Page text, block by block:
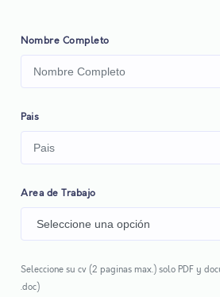
Nombre Completo
Pais
Area de Trabajo
Seleccione su cv (2 paginas max.) solo PDF y
.doc)